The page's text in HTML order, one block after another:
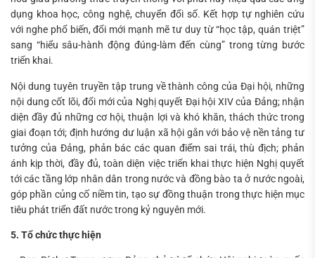
dụng khoa học, công nghệ, chuyển đổi số. Kết hợp tự nghiên cứu
với nghe phổ biến, đổi mới mạnh mẽ tư duy từ “học tập, quán triệt”
sang “hiểu sâu-hành động đúng-làm đến cùng” trong từng bước
triển khai.
Nội dung tuyên truyền tập trung về thành công của Đại hội, những
nội dung cốt lõi, đổi mới của Nghị quyết Đại hội XIV của Đảng; nhận
diện đầy đủ những cơ hội, thuận lợi và khó khăn, thách thức trong
giai đoạn tới; định hướng dư luận xã hội gắn với bảo vệ nền tảng tư
tưởng của Đảng, phản bác các quan điểm sai trái, thù địch; phản
ánh kịp thời, đầy đủ, toàn diện việc triển khai thực hiện Nghị quyết
tới các tầng lớp nhân dân trong nước và đồng bào ta ở nước ngoài,
góp phần củng cố niềm tin, tạo sự đồng thuận trong thực hiện mục
tiêu phát triển đất nước trong kỷ nguyên mới.
5. Tổ chức thực hiện